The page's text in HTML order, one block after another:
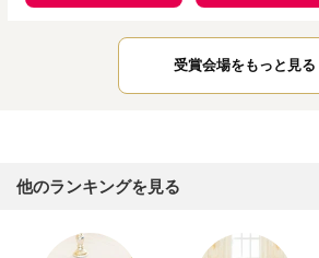
受賞会場をもっと見る
他のランキングを見る